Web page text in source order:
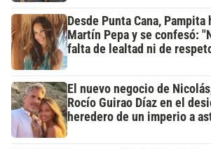
Desde Punta Cana, Pampita
Martín Pepa y se confesó:
falta de lealtad ni de
El nuevo negocio de
Rocío Guirao Díaz en el
heredero de un imperio a